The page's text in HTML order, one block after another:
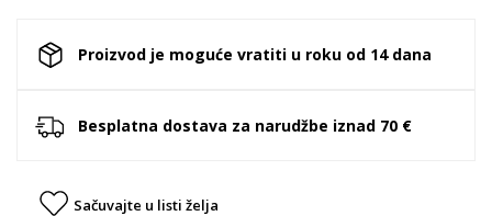
Proizvod je moguće vratiti u roku od 14 dana
Besplatna dostava za narudžbe iznad 70 €
Sačuvajte u listi želja